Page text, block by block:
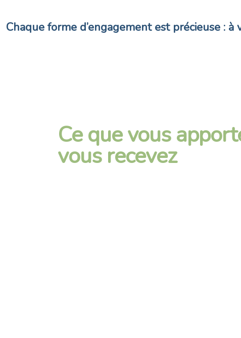
Chaque forme d’engagement est précieuse :
Ce que vous
vous recevez